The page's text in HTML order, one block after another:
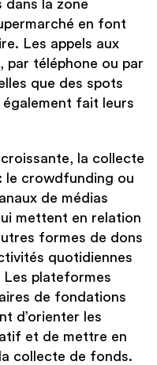
dans la zone
en font
Les appels aux
par téléphone ou par
que des spots
fait leurs
la collecte
: le crowdfunding ou
de médias
mettent en relation
formes de dons
quotidiennes
plateformes
de fondations
d’orienter les
et de mettre en
collecte de fonds.